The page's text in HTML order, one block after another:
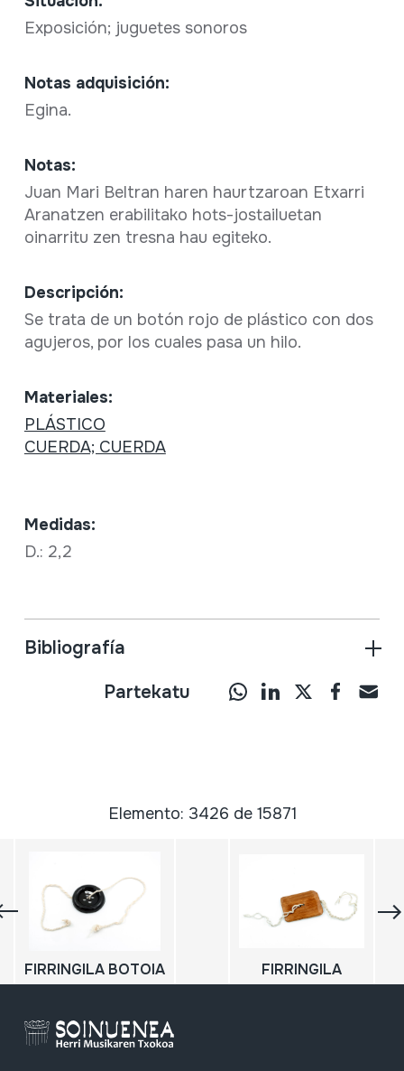
Exposición; juguetes sonoros
Notas adquisición:
Egina.
Notas:
Juan Mari Beltran haren haurtzaroan Etxarri
Aranatzen erabilitako hots-jostailuetan
oinarritu zen tresna hau egiteko.
Descripción:
Se trata de un botón rojo de plástico con dos
agujeros, por los cuales pasa un hilo.
Materiales:
PLÁSTICO
CUERDA; CUERDA
Medidas:
D.: 2,2
Bibliografía
Partekatu
Elemento: 3426 de 15871
FIRRINGILA BOTOIA FIRRINGILA